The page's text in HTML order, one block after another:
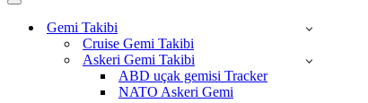
Dolaşım
menüsüGemi Takibi
Cruise Gemi Takibi
Askeri Gemi Takibi
ABD uçak gemisi Tracker
NATO Askeri Gemi